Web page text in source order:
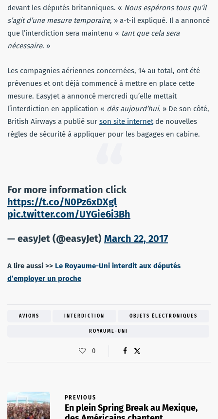
devant les députés britanniques. « Nous espérons tous qu’il
s’agit d’une mesure temporaire, » a-t-il expliqué. Il a annoncé
que l’interdiction sera maintenu « tant que cela sera
nécessaire. »
Les compagnies aériennes concernées, 14 au total, ont été
prévenues et ont déjà commencé à mettre en place cette
mesure. EasyJet a annoncé mercredi qu’elle mettait
l’interdiction en application « dès aujourd’hui. » De son côté,
British Airways a publié sur son site internetde nouvelles
règles de sécurité à appliquer pour les bagages en cabine.
For more information click
https://t.co/N0Pz6xDXgl
pic.twitter.com/UYGie6i3Bh
— easyJet (@easyJet) March 22, 2017
A lire aussi >> Le Royaume-Uni interdit aux députés
d’employer un proche
AVIONS INTERDICTION OBJETS ÉLECTRONIQUES
ROYAUME-UNI
0
PREVIOUS
En plein Spring Break au Mexique,